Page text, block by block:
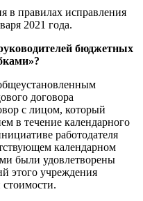
в правилах исправления
2021 года.
бюджетных
договора
с лицом, который
в течение календарного
работодателя
календарном
были удовлетворены
этого учреждения
стоимости.